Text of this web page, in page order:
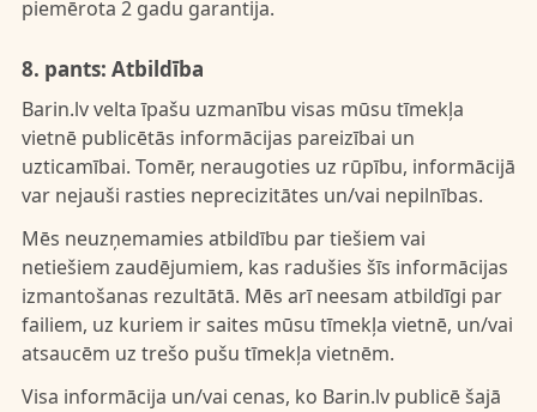
piemērota 2 gadu garantija.
8. pants: Atbildība
Barin.lv velta īpašu uzmanību visas mūsu tīmekļa
vietnē publicētās informācijas pareizībai un
uzticamībai. Tomēr, neraugoties uz rūpību, informācijā
var nejauši rasties neprecizitātes un/vai nepilnības.
Mēs neuzņemamies atbildību par tiešiem vai
netiešiem zaudējumiem, kas radušies šīs informācijas
izmantošanas rezultātā. Mēs arī neesam atbildīgi par
failiem, uz kuriem ir saites mūsu tīmekļa vietnē, un/vai
atsaucēm uz trešo pušu tīmekļa vietnēm.
Visa informācija un/vai cenas, ko Barin.lv publicē šajā